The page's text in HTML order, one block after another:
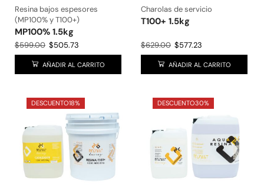
Resina bajos espesores
(MP100% y T100+)
MP100% 1.5kg
$599.00 $505.73
AÑADIR AL CARRITO
Charolas de servicio
T100+ 1.5kg
$629.00 $577.23
AÑADIR AL CARRITO
DESCUENTO18% DESCUENTO30%